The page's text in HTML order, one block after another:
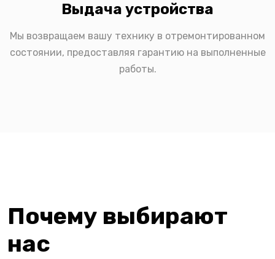
Выдача устройства
Мы возвращаем вашу технику в отремонтированном
состоянии, предоставляя гарантию на выполненные
работы.
Почему выбирают
нас